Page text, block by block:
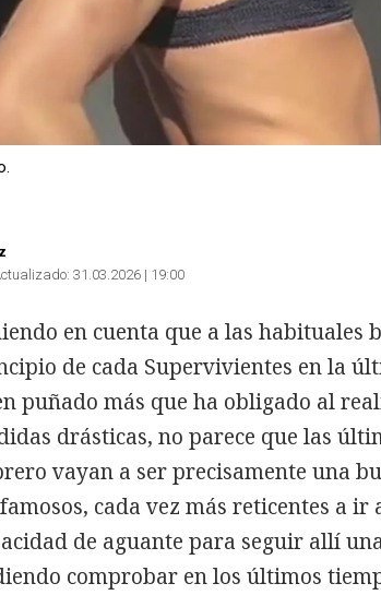
31.03.2026 | 19:00
en cuenta que a las habituales
de cada Supervivientes en la
puñado más que ha obligado al
drásticas, no parece que las
vayan a ser precisamente una
cada vez más reticentes a ir
de aguante para seguir allí
comprobar en los últimos